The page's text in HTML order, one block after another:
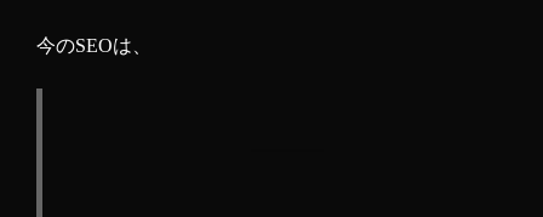
今のSEOは、